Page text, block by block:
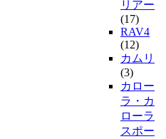
リアー
(17)
RAV4
(12)
カムリ
(3)
カロー
ラ・カ
ローラ
スポー